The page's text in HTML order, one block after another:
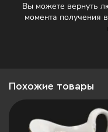
Вы можете вернуть
момента получения
Похожие товары